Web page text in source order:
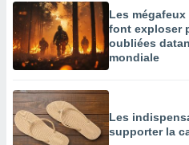
Les
font exploser
oubliées
mondiale
Les
supporter la